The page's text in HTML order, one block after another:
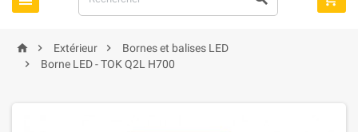
  Extérieur 
Bornes et balises LED

Borne LED - TOK Q2L H700